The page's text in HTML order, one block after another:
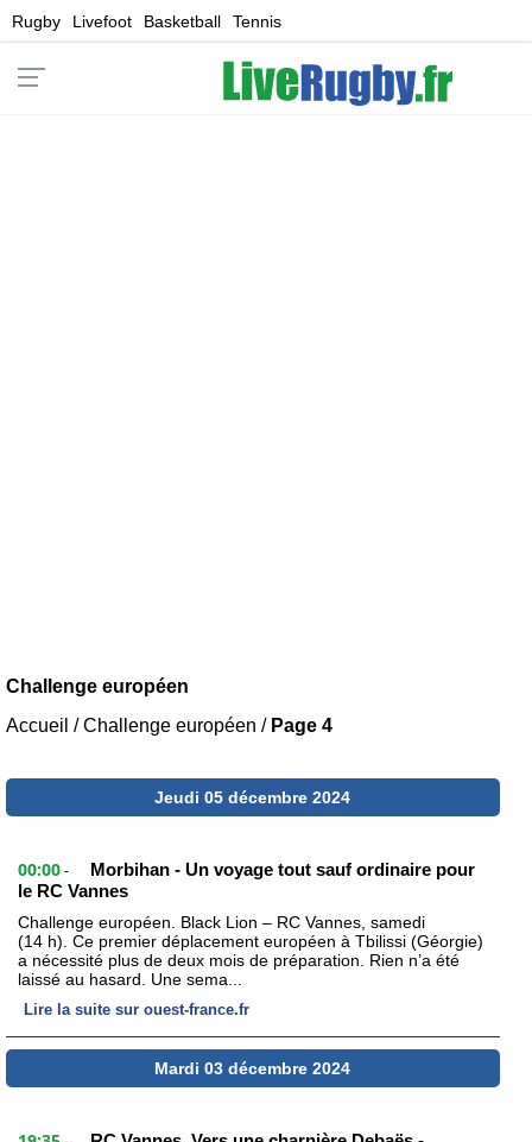
Rugby Livefoot Basketball Tennis
Challenge européen
Accueil /Challenge européen / Page 4
Jeudi 05 décembre 2024
00:00 -
Morbihan - Un voyage tout sauf ordinaire pour
le RC Vannes
Challenge européen. Black Lion – RC Vannes, samedi
(14 h). Ce premier déplacement européen à Tbilissi (Géorgie)
a nécessité plus de deux mois de préparation. Rien n’a été
laissé au hasard. Une sema...
Lire la suite sur ouest-france.fr
Mardi 03 décembre 2024